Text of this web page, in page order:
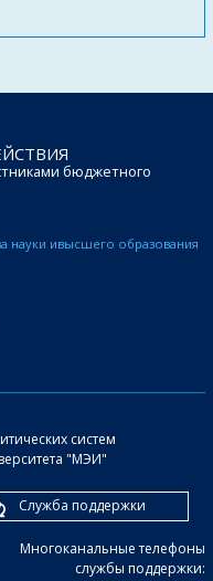
бюджетного
науки ивысшего образования
систем
"МЭИ"
Служба поддержки
Многоканальные телефоны
службы поддержки: